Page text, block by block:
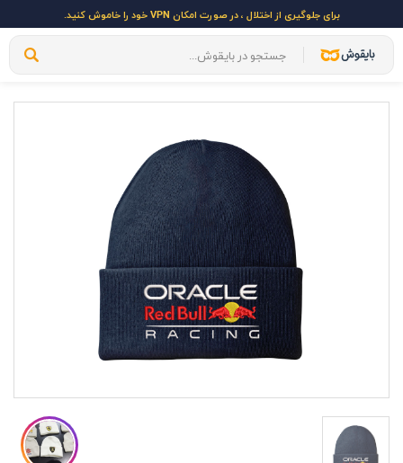
برای جلوگیری از اختلال ، در صورت امکان VPN خود را خاموش کنید.